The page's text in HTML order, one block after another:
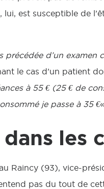
est susceptible de
précédée d’un
le cas d’un patient
à 55 € (25 € de
je passe à 35 €« .
les
Raincy (93), vice-
pas du tout de